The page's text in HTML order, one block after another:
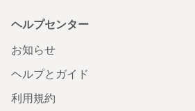
ヘルプセンター
お知らせ
ヘルプとガイド
利用規約